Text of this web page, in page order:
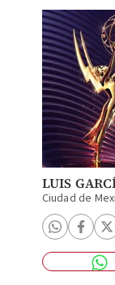
LUIS
Ciudad de